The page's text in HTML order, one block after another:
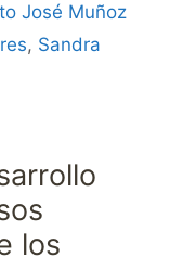
José Muñoz
, Sandra
los